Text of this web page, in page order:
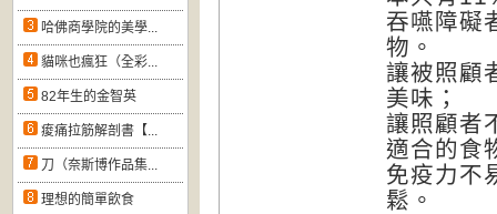
哈佛商學院的美學...
貓咪也瘋狂（全彩...
82年生的金智英
痠痛拉筋解剖書【...
刀（奈斯博作品集...
理想的簡單飲食
吞嚥障礙
物。
讓被照顧
美味；
讓照顧者
適合的食
免疫力不
鬆。